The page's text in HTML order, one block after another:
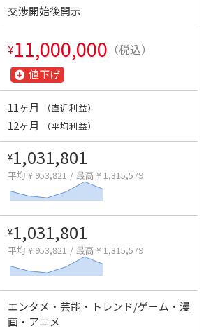
交渉開始後開示
¥11,000,000 （税込）
値下げ
11ヶ月 （直近利益）
12ヶ月 （平均利益）
¥1,031,801
平均 ¥ 953,821 / 最高 ¥ 1,315,579
¥1,031,801
平均 ¥ 953,821 / 最高 ¥ 1,315,579
エンタメ・芸能・トレンド/ゲーム・漫
画・アニメ